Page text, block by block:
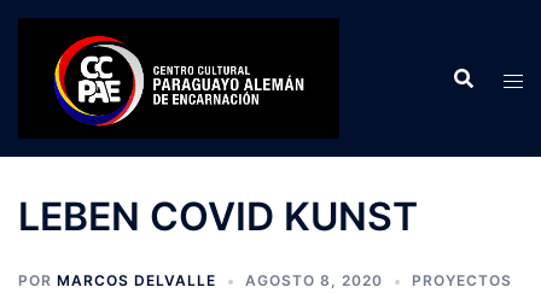
Saltar
contenido
LEBEN COVID KUNST
POR MARCOS DELVALLE AGOSTO 8, 2020 PROYECTOS